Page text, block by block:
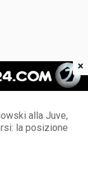
alla Juve,
la posizione
×